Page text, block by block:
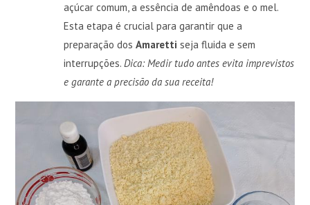
açúcar comum, a essência de amêndoas e o mel.
Esta etapa é crucial para garantir que a
preparação dosAmaretti seja fluida e sem
interrupções.Dica: Medir tudo antes evita imprevistos
e garante a precisão da sua receita!